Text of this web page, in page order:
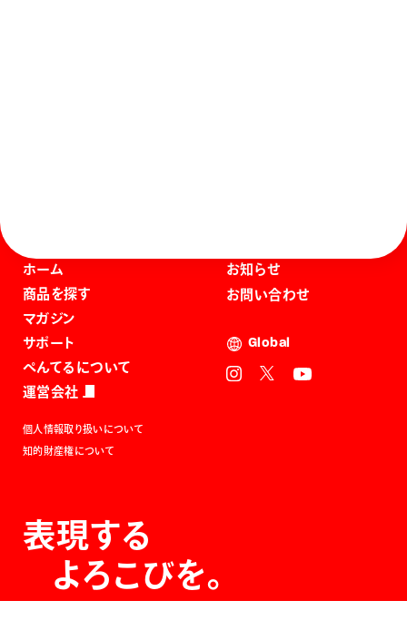
ホーム
商品を探す
マガジン
サポート
ぺんてるについて
運営会社
お知らせ
お問い合わせ
Global
個人情報取り扱いについて
知的財産権について
表現する
よろこびを。